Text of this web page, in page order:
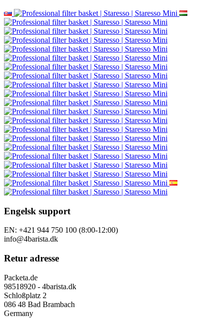
Engelsk support
EN: +421 944 750 100 (8:00-12:00)
info@4barista.dk
Retur adresse
Packeta.de
98518920 - 4barista.dk
Schloßplatz 2
086 48 Bad Brambach
Germany